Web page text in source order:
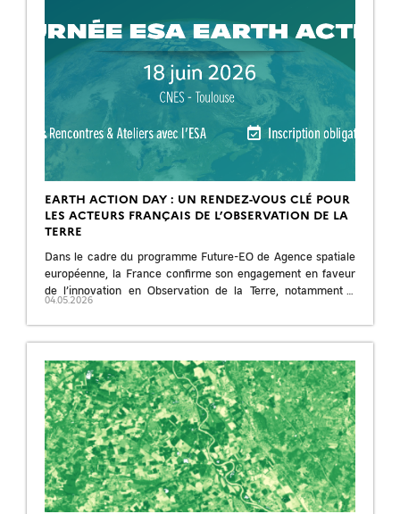
EARTH ACTION DAY : UN RENDEZ-VOUS CLÉ POUR
LES ACTEURS FRANÇAIS DE L’OBSERVATION DE LA
TERRE
Dans le cadre du programme Future-EO de Agence spatiale
européenne, la France confirme son engagement en faveur
de l’innovation en Observation de la Terre, notamment à
travers le pilier Earth […]
04.05.2026